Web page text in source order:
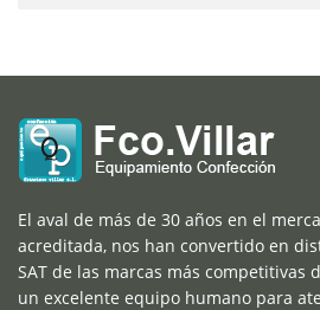
El aval de más de 30 años en el
acreditada, nos han convertido en
SAT de las marcas más competitivas
un excelente equipo humano para